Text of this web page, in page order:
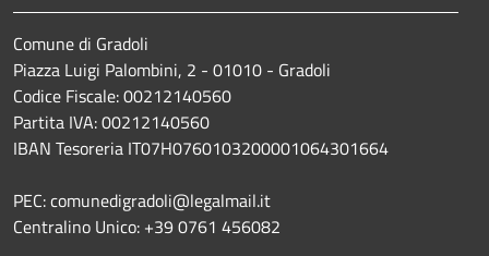
Comune di Gradoli
Piazza Luigi Palombini, 2 - 01010 - Gradoli
Codice Fiscale: 00212140560
Partita IVA: 00212140560
IBAN Tesoreria IT07H0760103200001064301664
PEC: comunedigradoli@legalmail.it
Centralino Unico: +39 0761 456082